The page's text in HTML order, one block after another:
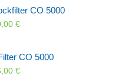
CO 5000
€
CO 5000
€